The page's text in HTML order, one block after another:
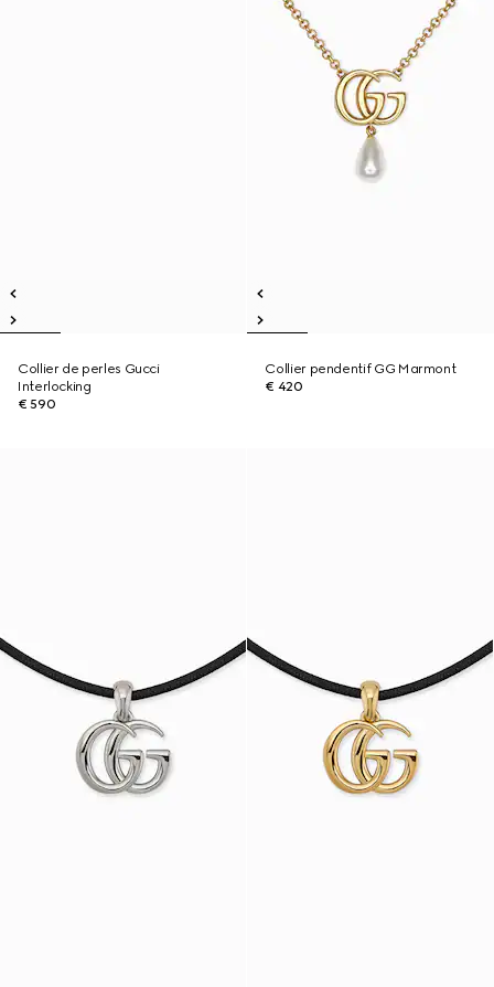
Collier de perles Gucci
Interlocking
€ 590
Collier pendentif GG Marmont
€ 420